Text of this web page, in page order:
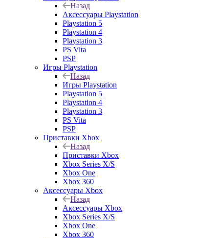
Назад
Аксессуары Playstation
Playstation 5
Playstation 4
Playstation 3
PS Vita
PSP
Игры Playstation
Назад
Игры Playstation
Playstation 5
Playstation 4
Playstation 3
PS Vita
PSP
Приставки Xbox
Назад
Приставки Xbox
Xbox Series X/S
Xbox One
Xbox 360
Аксессуары Xbox
Назад
Аксессуары Xbox
Xbox Series X/S
Xbox One
Xbox 360